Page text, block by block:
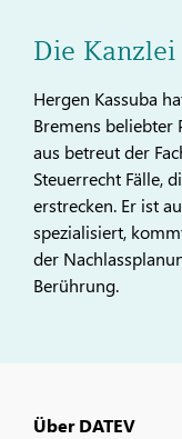
Die Kanzlei
Hergen Kassuba
Bremens beliebter
aus betreut der
Steuerrecht Fälle,
erstrecken. Er ist
spezialisiert,
der
Berührung.
Über DATEV